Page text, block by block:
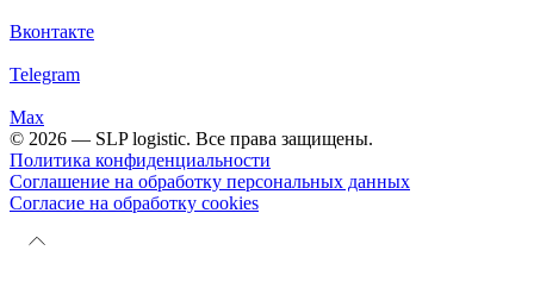
Вконтакте
Telegram
Max
© 2026 — SLP logistic. Все права защищены.
Политика конфиденциальности
Соглашение на обработку персональных данных
Согласие на обработку cookies